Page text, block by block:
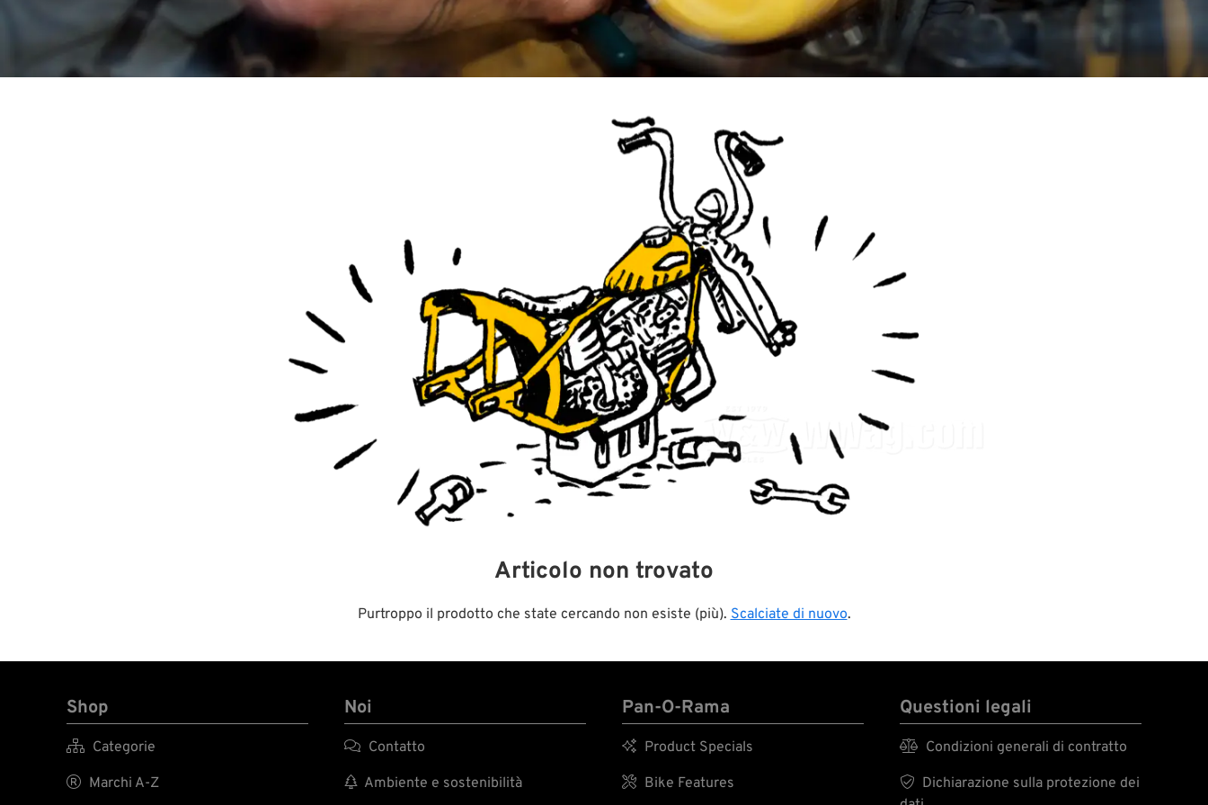
Articolo non trovato
Purtroppo il prodotto che state cercando non esiste (più).Scalciate di nuovo.
Shop
 Categorie
 Marchi A-Z
Noi
 Contatto
 Ambiente e sostenibilità
Pan-O-Rama
 Product Specials
 Bike Features
Questioni legali
 Condizioni generali di contratto

Dichiarazione sulla protezione dei